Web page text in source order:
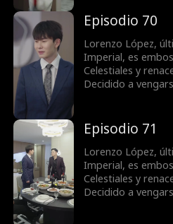
quienes lo
Samantha Salazar.
de la familia
Valeriano y se
destacada.
Episodio 70
Lorenzo López,
Imperial, es
Celestiales y
Decidido a
quienes lo
Samantha Salazar.
de la familia
Valeriano y se
destacada.
Episodio 71
Lorenzo López,
Imperial, es
Celestiales y
Decidido a